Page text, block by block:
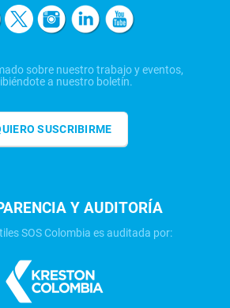
sobre nuestro trabajo y eventos,
a nuestro boletín.
SUSCRIBIRME
Y AUDITORÍA
SOS Colombia es auditada por: